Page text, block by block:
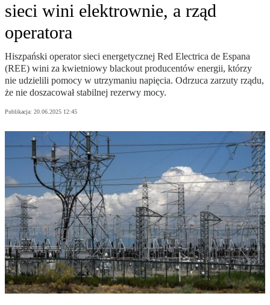
sieci wini elektrownie, a rząd
operatora
Hiszpański operator sieci energetycznej Red Electrica de Espana
(REE) wini za kwietniowy blackout producentów energii, którzy
nie udzielili pomocy w utrzymaniu napięcia. Odrzuca zarzuty rządu,
że nie doszacował stabilnej rezerwy mocy.
Publikacja: 20.06.2025 12:45